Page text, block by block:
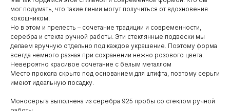
мог подумать, что такие линии могут получиться от вдохновения
кокошником.
Но в этом и прелесть – сочетание традиции и современности,
серебра и стекла ручной работы. Эти стеклянные подвески мы
делаем вручную отдельно под каждое украшение. Поэтому форма
всегда немного разная при сохранении нежно розового цвета.
Невероятно красивое сочетание с белым металлом
Место прокола скрыто под основанием для штифта, поэтому серьги
имеют идеальную посадку.
Моносерьга выполнена из серебра 925 пробы со стеклом ручной